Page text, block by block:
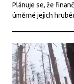
Plánuje se, že
úměrné jejich